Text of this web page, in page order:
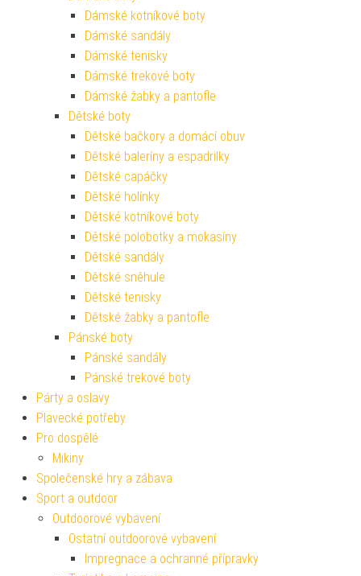
Dámské kotníkové boty
Dámské sandály
Dámské tenisky
Dámské trekové boty
Dámské žabky a pantofle
Dětské boty
Dětské bačkory a domácí obuv
Dětské baleríny a espadrilky
Dětské capáčky
Dětské holínky
Dětské kotníkové boty
Dětské polobotky a mokasíny
Dětské sandály
Dětské sněhule
Dětské tenisky
Dětské žabky a pantofle
Pánské boty
Pánské sandály
Pánské trekové boty
Párty a oslavy
Plavecké potřeby
Pro dospělé
Mikiny
Společenské hry a zábava
Sport a outdoor
Outdoorové vybavení
Ostatní outdoorové vybavení
Impregnace a ochranné přípravky